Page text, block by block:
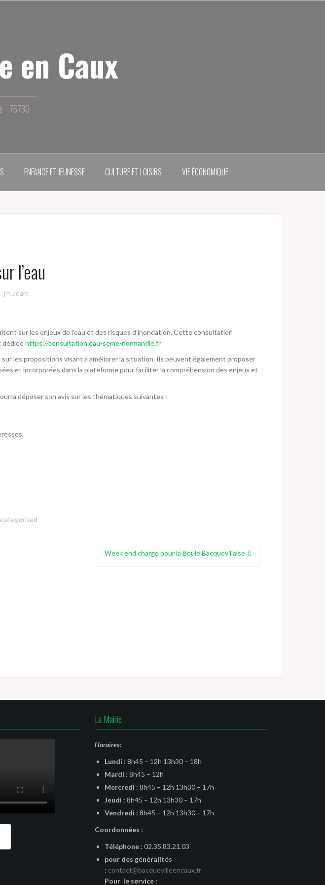
en Caux
- 76730
ENFANCE ET JEUNESSE CULTURE ET LOISIRS VIE ÉCONOMIQUE
l’eau
jm.adam
sur les enjeux de l’eau et des risques d’inondation. Cette consultation
dédiéehttps://consultation.eau-seine-normandie.fr
les propositions visant à améliorer la situation. Ils peuvent également proposer
et incorporées dans la plateforme pour faciliter la compréhension des enjeux et
déposer son avis sur les thématiques suivantes :
Week end chargé pour la Boule Bacquevillaise
La Mairie
Horaires:
Lundi : 8h45 – 12h 13h30 – 18h
Mardi : 8h45 – 12h
Mercredi : 8h45 – 12h 13h30 – 17h
Jeudi : 8h45 – 12h 13h30 – 17h
Vendredi : 8h45 – 12h 13h30 – 17h
Coordonnées :
Téléphone : 02.35.83.21.03
pour des généralités
: contact@bacquevilleencaux.fr
Pour le service :